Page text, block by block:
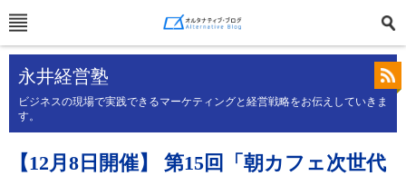
永井経営塾
ビジネスの現場で実践できるマーケティングと経営戦略をお伝えしていきま
す。
【12月8日開催】 第15回「朝カフェ次世代